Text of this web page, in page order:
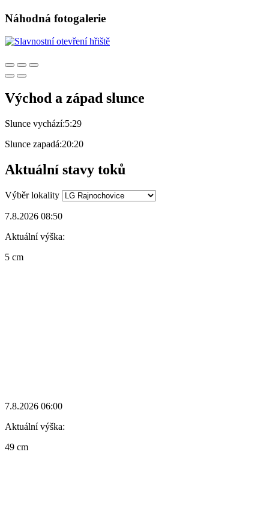
Náhodná fotogalerie
Východ a západ slunce
Slunce vychází:5:29
Slunce zapadá:20:20
Aktuální stavy toků
Výběr lokality
7.8.2026 08:50
Aktuální výška:
5 cm
7.8.2026 06:00
Aktuální výška:
49 cm